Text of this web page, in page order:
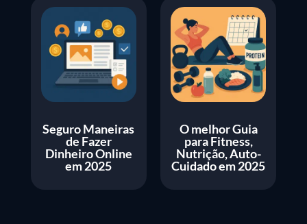
Seguro Maneiras
de Fazer
Dinheiro Online
em 2025
O melhor Guia
para Fitness,
Nutrição, Auto-
Cuidado em 2025